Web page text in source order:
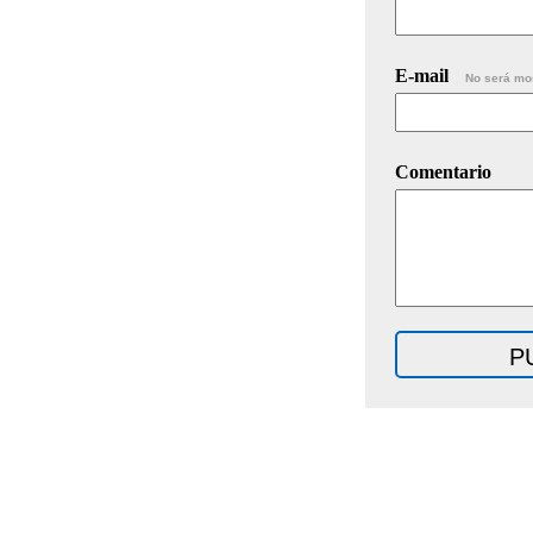
E-mail No será
Comentario